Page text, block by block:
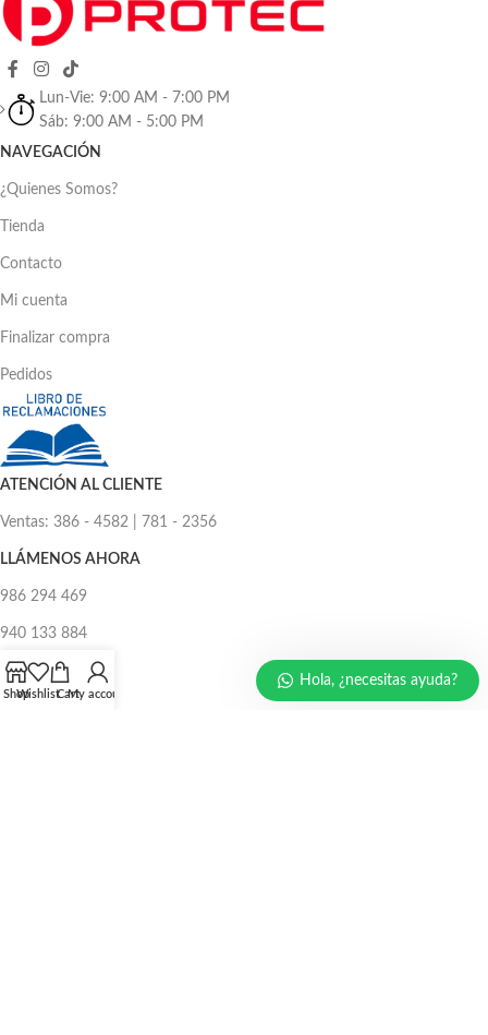
Lun-Vie: 9:00 AM - 7:00 PM
Sáb: 9:00 AM - 5:00 PM
NAVEGACIÓN
¿Quienes Somos?
Tienda
Contacto
Mi cuenta
Finalizar compra
Pedidos
ATENCIÓN AL CLIENTE
Ventas: 386 - 4582 | 781 - 2356
LLÁMENOS AHORA
986 294 469
940 133 884
947 321 243
ShopWishlistCartMy account
Hola, ¿necesitas ayuda?